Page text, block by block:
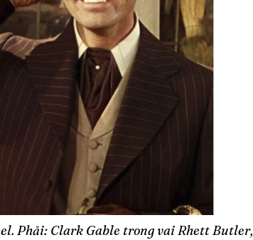
Phải: Clark Gable trong vai Rhett Butler,